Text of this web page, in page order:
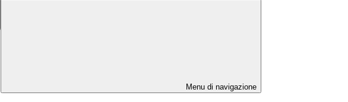
Menu di navigazione